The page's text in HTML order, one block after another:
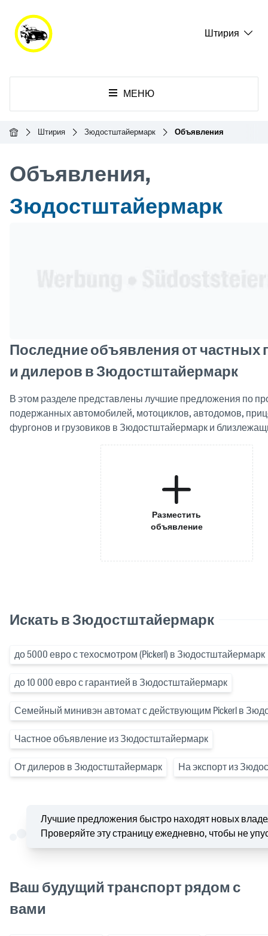
Штирия
МЕНЮ
ГлавнаяШтирия Зюдостштайермарк Объявления
Объявления,
Зюдостштайермарк
Последние объявления от частных
и дилеров в Зюдостштайермарк
В этом разделе представлены лучшие предложения по
подержанных автомобилей, мотоциклов, автодомов,
фургонов и грузовиков в Зюдостштайермарк и
Разместить
объявление
Искать в Зюдостштайермарк
до 5000 евро с техосмотром (Pickerl) в Зюдостштайермарк
до 10 000 евро с гарантией в Зюдостштайермарк
Семейный минивэн автомат с действующим Pickerl в
Частное объявление из Зюдостштайермарк
От дилеров в Зюдостштайермарк На экспорт из
Лучшие предложения быстро находят новых
Проверяйте эту страницу ежедневно, чтобы не
Ваш будущий транспорт рядом с
вами